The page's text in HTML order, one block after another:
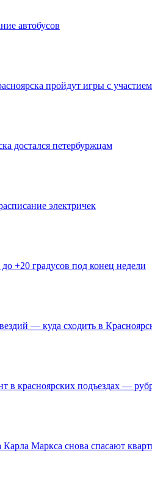
автобусов
пройдут игры с
достался петербуржцам
электричек
+20 градусов под конец недели
— куда сходить в
в красноярских подъездах —
Маркса снова спасают